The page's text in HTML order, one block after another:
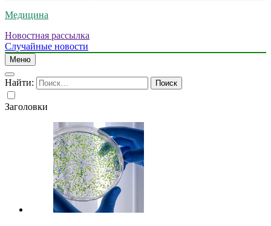
Медицина
Новостная рассылка
Случайные новости
Меню
Найти:
Заголовки